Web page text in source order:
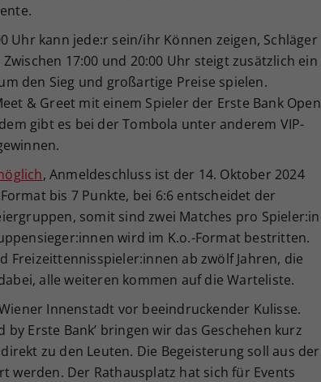
Uhr kann jede:r sein/ihr Können zeigen, Schläger
17:00 und 20:00 Uhr steigt zusätzlich ein
den Sieg und großartige Preise spielen.
& Greet mit einem Spieler der Erste Bank Open
gibt es bei der Tombola unter anderem VIP-
, Anmeldeschluss ist der 14. Oktober 2024
bis 7 Punkte, bei 6:6 entscheidet der
somit sind zwei Matches pro Spieler:in
wird im K.o.-Format bestritten.
Freizeittennisspieler:innen ab zwölf Jahren, die
alle weiteren kommen auf die Warteliste.
Innenstadt vor beeindruckender Kulisse.
Erste Bank’ bringen wir das Geschehen kurz
zu den Leuten. Die Begeisterung soll aus der
werden. Der Rathausplatz hat sich für Events